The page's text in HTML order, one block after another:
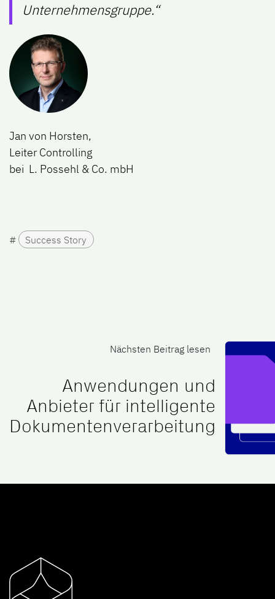
Unternehmensgruppe.“
Jan von Horsten,
Leiter Controlling
bei ​ L. Possehl & Co. mbH
# Success Story
Nächsten Beitrag lesen
Anwendungen und
Anbieter für intelligente
Dokumentenverarbeitung